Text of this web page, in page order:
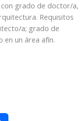
grado de doctor/a,
Requisitos
a; grado de
un área afín.